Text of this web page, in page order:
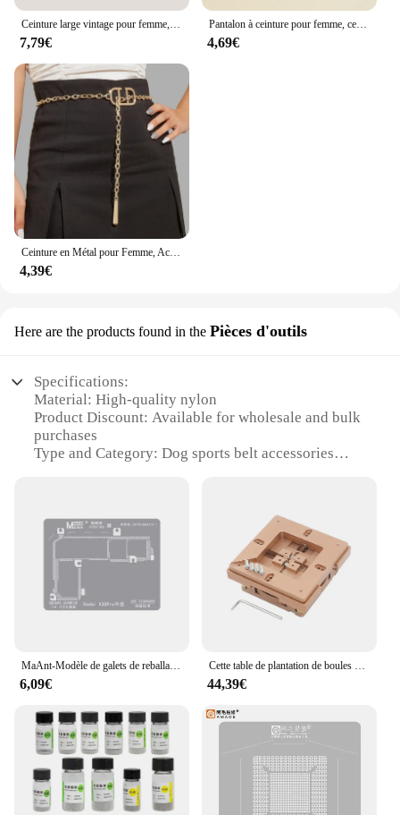
Ceinture large vintage pour femme, corset noir réglable, grande taille, designer, environnement, haute qualité, punk, goth, rivet, grande ceinture, jeans
7,79€
Pantalon à ceinture pour femme, ceinture creuse JoCircle, style hip hop, mode classique, taille fine, environnement
4,69€
Ceinture en Métal pour Femme, Accessoire de Décoration, Marque de Luxe, Nouvelle Collection 2024
4,39€
Here are the products found in the Pièces d'outils
Specifications:
Material: High-quality nylon
Product Discount: Available for wholesale and bulk
purchases
Type and Category: Dog sports belt accessories
training
Performance and Property: Built to withstand
rigorous activity
Parts and Accessories: Comes with essential tools
for sports training
**Enhanced Durability and Comfort**
sport is designed to withstand the rigors of canine
sports and training. The robust material ensures that
the belt can withstand the pull of an active dog
without fraying or tearing. The ergonomic design
not only looks stylish but also provides comfort for
both the dog and the handler. The belt's lightweight
MaAnt-Modèle de galets de reballage de couche intermédiaire pour Xiaomi 11 Ultra 10U, ustensiles de cuisine POCO Pro, plantation, 18 modèles, maille à souder
6,09€
Cette table de plantation de boules se positionne automatiquement, pas besoin de régler manuellement l'entraxe
44,39€